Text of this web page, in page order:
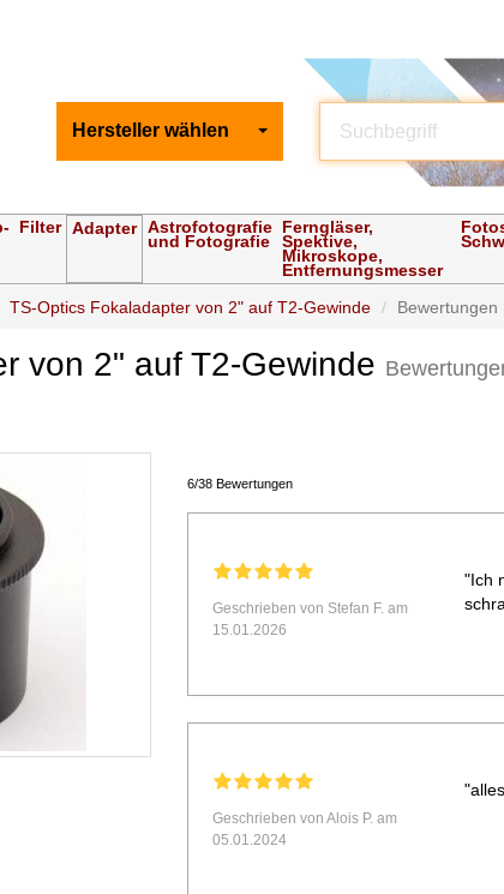
Hersteller wählen
Filter Adapter Astrofotografie
und Fotografie
Ferngläser,
Spektive,
Mikroskope,
Entfernungsmesser
TS-Optics Fokaladapter von 2" auf T2-Gewinde Bewertungen
von 2" auf T2-Gewinde
6/38 Bewertungen
Geschrieben von Stefan F. am
15.01.2026
"Ich
Geschrieben von Alois P. am
05.01.2024